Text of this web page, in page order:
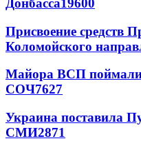
Донбасса19600
Присвоение средств
Коломойского
Майора ВСП
СОЧ7627
Украина поставила
СМИ2871